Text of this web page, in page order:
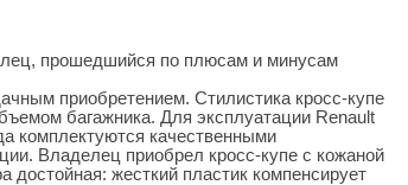
прошедшийся по плюсам и минусам
приобретением. Стилистика кросс-купе
багажника. Для эксплуатации Renault
комплектуются качественными
Владелец приобрел кросс-купе с кожаной
жесткий пластик компенсирует